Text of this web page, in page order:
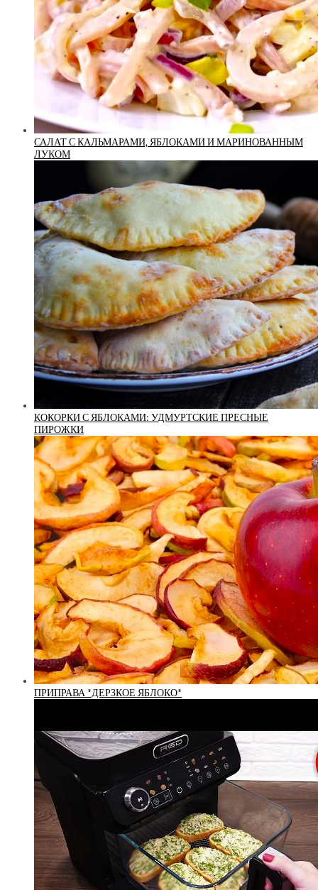
САЛАТ С КАЛЬМАРАМИ, ЯБЛОКАМИ И МАРИНОВАННЫМ
ЛУКОМ
КОКОРКИ С ЯБЛОКАМИ: УДМУРТСКИЕ ПРЕСНЫЕ
ПИРОЖКИ
ПРИПРАВА *ДЕРЗКОЕ ЯБЛОКО*